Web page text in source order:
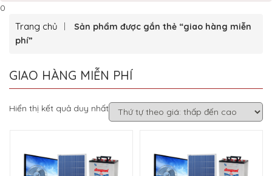
0
Trang chủ
Sản phẩm được gắn thẻ “giao hàng miễn
phí”
GIAO HÀNG MIỄN PHÍ
Hiển thị kết quả duy nhất